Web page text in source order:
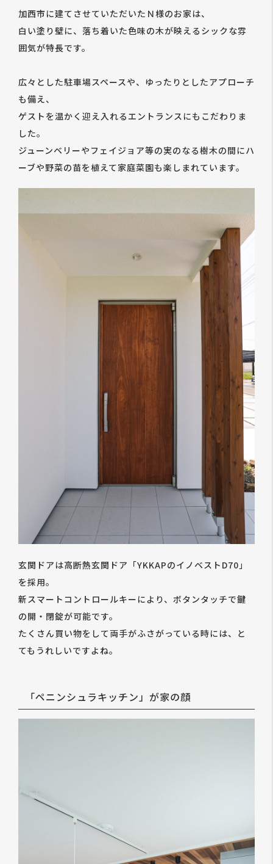
加西市に建てさせていただいたＮ様のお家は、
白い塗り壁に、落ち着いた色味の木が映えるシックな雰
囲気が特長です。
広々とした駐車場スペースや、ゆったりとしたアプローチ
も備え、
ゲストを温かく迎え入れるエントランスにもこだわりま
した。
ジューンベリーやフェイジョア等の実のなる樹木の間にハ
ーブや野菜の苗を植えて家庭菜園も楽しまれています。
玄関ドアは高断熱玄関ドア「YKKAPのイノベストD70」
を採用。
新スマートコントロールキーにより、ボタンタッチで鍵
の開・閉錠が可能です。
たくさん買い物をして両手がふさがっている時には、と
てもうれしいですよね。
「ペニンシュラキッチン」が家の顔